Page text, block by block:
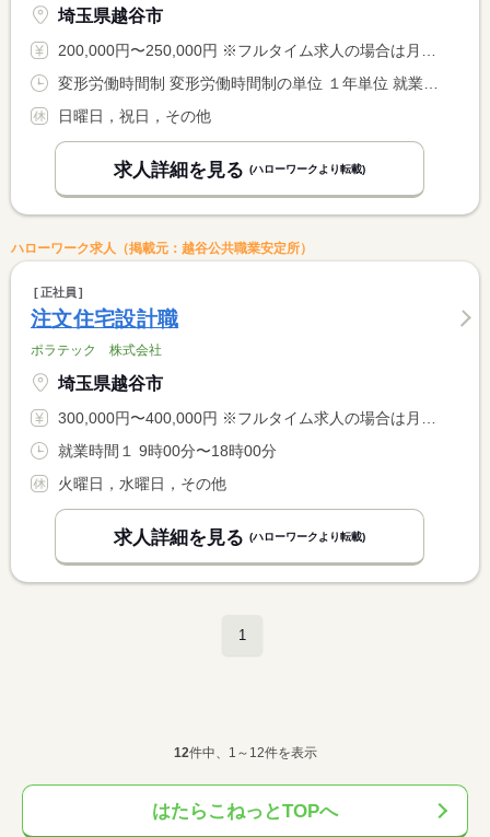
埼玉県越谷市
200,000円〜250,000円 ※フルタイム求人の場合は月額（換算額）、パート求人の場合は時間額を表示しています。
日曜日，祝日，その他
求人詳細を見る (ハローワークより転載)
ハローワーク求人（掲載元：越谷公共職業安定所）
正社員
注文住宅設計職
ポラテック 株式会社
埼玉県越谷市
300,000円〜400,000円 ※フルタイム求人の場合は月額（換算額）、パート求人の場合は時間額を表示しています。
就業時間１ 9時00分〜18時00分
火曜日，水曜日，その他
求人詳細を見る (ハローワークより転載)
1
12件中、1～12件を表示
はたらこねっとTOPへ